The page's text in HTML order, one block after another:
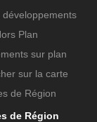
développements
Plan
sur plan
sur la carte
de Région
de Région